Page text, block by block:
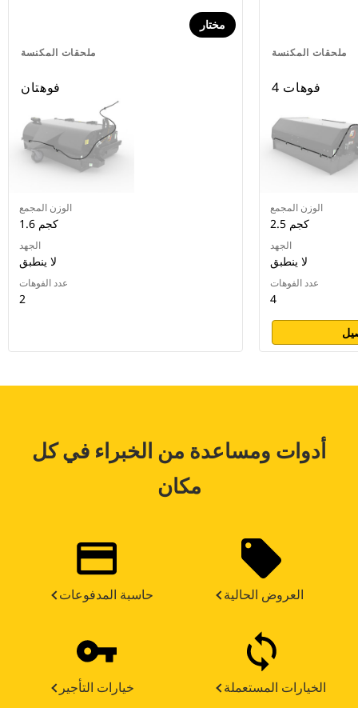
ملحقات المكنسة
مختار
فوهتان
الوزن المجمع
1.6 كجم
الجهد
لا ينطبق
عدد الفوهات
2
ملحقات المكنسة
4 فوهات
الوزن المجمع
2.5 كجم
الجهد
لا ينطبق
عدد الفوهات
4
أدوات ومساعدة من الخبراء في كل
مكان
حاسبة المدفوعات العروض الحالية
خيارات التأجير الخيارات المستعملة